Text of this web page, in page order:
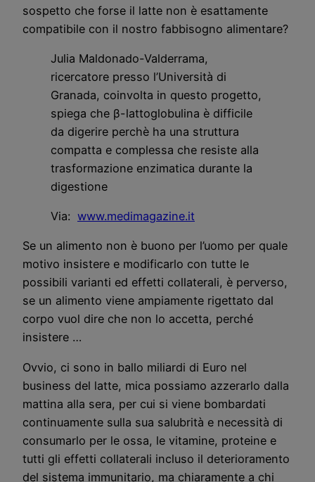
sospetto che forse il latte non è esattamente
compatibile con il nostro fabbisogno alimentare?
Julia Maldonado-Valderrama,
ricercatore presso l’Università di
Granada, coinvolta in questo progetto,
spiega che β-lattoglobulina è difficile
da digerire perchè ha una struttura
compatta e complessa che resiste alla
trasformazione enzimatica durante la
digestione
Via: www.medimagazine.it
Se un alimento non è buono per l’uomo per quale
motivo insistere e modificarlo con tutte le
possibili varianti ed effetti collaterali, è perverso,
se un alimento viene ampiamente rigettato dal
corpo vuol dire che non lo accetta, perché
insistere …
Ovvio, ci sono in ballo miliardi di Euro nel
business del latte, mica possiamo azzerarlo dalla
mattina alla sera, per cui si viene bombardati
continuamente sulla sua salubrità e necessità di
consumarlo per le ossa, le vitamine, proteine e
tutti gli effetti collaterali incluso il deterioramento
del sistema immunitario, ma chiaramente a chi